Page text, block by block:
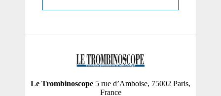
Le Trombinoscope 5 rue d’Amboise, 75002 Paris,
France